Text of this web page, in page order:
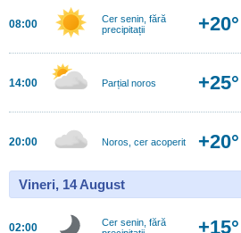
08:00
Cer senin, fără
precipitații
+20°
14:00 Parțial noros +25°
20:00 Noros, cer acoperit +20°
Vineri, 14 August
02:00
Cer senin, fără
+15°